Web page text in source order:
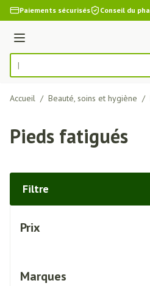
Aller au contenu
Paiements sécurisés Conseil du
Menu
Rechercher
Accueil / Beauté, soins et hygiène /
Pieds fatigués
Filtre
Prix
Marques